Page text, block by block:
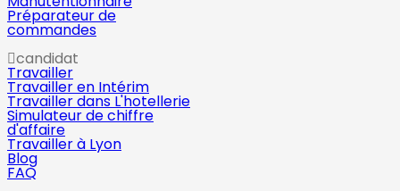
Préparateur de
commandes
candidat
Travailler
Travailler en Intérim
Travailler dans L'hotellerie
Simulateur de chiffre
d'affaire
Travailler à Lyon
Blog
FAQ